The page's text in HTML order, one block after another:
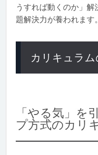
うすれば動くのか」
題解決力が養われます。
カリキュラム
「やる気」を
プ方式のカリ